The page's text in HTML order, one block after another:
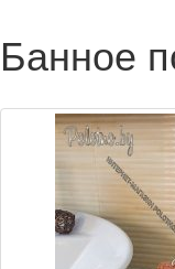
Банное